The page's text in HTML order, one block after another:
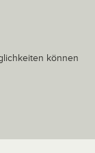
können